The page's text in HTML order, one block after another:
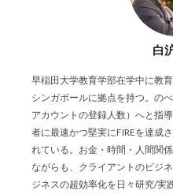
白
早稲田大学教育学部在学中に教
シンガポールに拠点を持つ。の
アカウントの登録人数）へと指
者に最速かつ堅実にFIREを達成
れている。お金・時間・人間関
ながらも、クライアントのビジ
ジネスの超効率化を日々研究/実